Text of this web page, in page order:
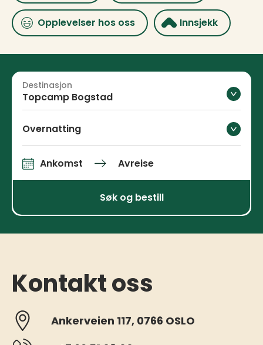
Opplevelser hos oss Innsjekk
Topcamp Bogstad
Destinasjon
Overnatting
Ankomst og avreise
Ankomst Avreise
Søk og bestill
Kontakt oss
Ankerveien 117, 0766 OSLO